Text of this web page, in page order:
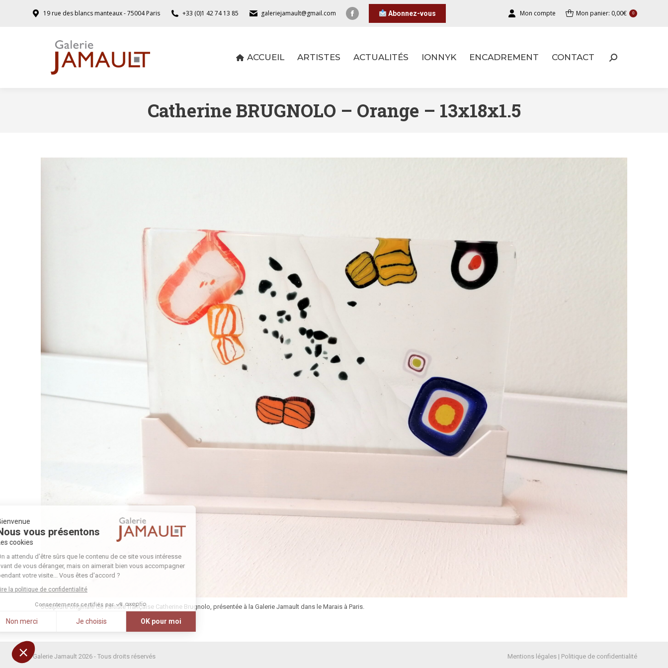
Bienvenue
Nous vous présentons
Les cookies
On a attendu d'être sûrs que le contenu de ce site vous intéresse
avant de vous déranger, mais on aimerait bien vous accompagner
pendant votre visite... Vous êtes d'accord ?
Lire la politique de confidentialité
Consentements certifiés par
Non merci Je choisis OK pour moi
Notre plateforme vous permet d'adapter et de gérer vos paramètres de confidentialité, en garantissant la conformité avec les réglementations. Personnalisez vos préférences pour contrôler la manière dont vos informations sont
19 rue des blancs manteaux - 75004 Paris +33 (0)1 42 74 13 85 galeriejamault@gmail.com Abonnez-vous Mon compte Mon panier: 0,00€ 0
ACCUEIL ARTISTES ACTUALITÉS IONNYK ENCADREMENT CONTACT
Catherine BRUGNOLO – Orange – 13x18x1.5
Sculpture originale de l’artiste française Catherine Brugnolo, présentée à la Galerie Jamault dans le Marais à Paris.
© Galerie Jamault 2026 - Tous droits réservés Mentions légales | Politique de confidentialité